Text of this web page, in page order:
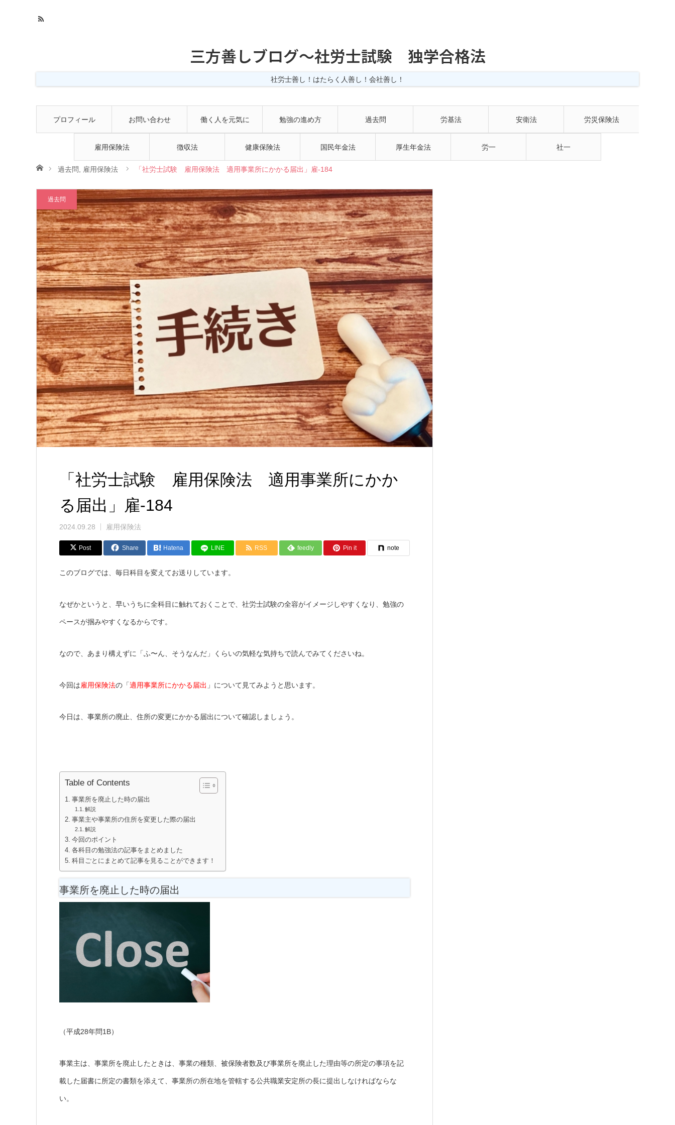
三方善しブログ〜社労士試験 独学合格法
社労士善し！はたらく人善し！会社善し！
プロフィール お問い合わせ 働く人を元気に 勉強の進め方 過去問 労基法 安衛法 労災保険法
雇用保険法 徴収法 健康保険法 国民年金法 厚生年金法 労一 社一
ホーム過去問 雇用保険法 「社労士試験 雇用保険法 適用事業所にかかる届出」雇-184
過去問
「社労士試験 雇用保険法 適用事業所にかか
る届出」雇-184
2024.09.28 雇用保険法
Post Share Hatena LINE RSS feedly Pin it note
このブログでは、毎日科目を変えてお送りしています。
なぜかというと、早いうちに全科目に触れておくことで、社労士試験の全容がイメージしやすくなり、勉強の
ペースが掴みやすくなるからです。
なので、あまり構えずに「ふ〜ん、そうなんだ」くらいの気軽な気持ちで読んでみてくださいね。
今回は雇用保険法の「適用事業所にかかる届出 」について見てみようと思います。
今日は、事業所の廃止、住所の変更にかかる届出について確認しましょう。
Table of Contents
事業所を廃止した時の届出
解説
事業主や事業所の住所を変更した際の届出
解説
今回のポイント
各科目の勉強法の記事をまとめました
科目ごとにまとめて記事を見ることができます！
事業所を廃止した時の届出
（平成28年問1B）
事業主は、事業所を廃止したときは、事業の種類、被保険者数及び事業所を廃止した理由等の所定の事項を記
載した届書に所定の書類を添えて、事業所の所在地を管轄する公共職業安定所の長に提出しなければならな
い。